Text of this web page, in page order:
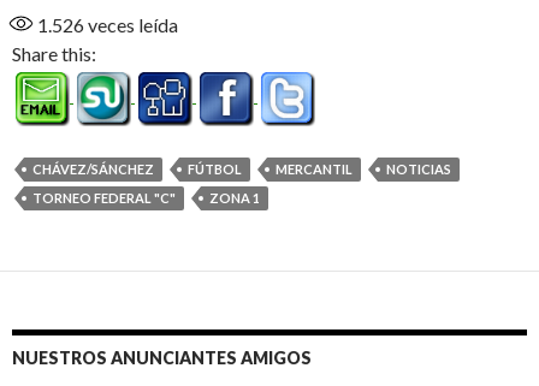
1.526veces leída
Share this:
CHÁVEZ/SÁNCHEZ FÚTBOL MERCANTIL
NOTICIAS
TORNEO FEDERAL "C"
ZONA 1
NUESTROS ANUNCIANTES AMIGOS